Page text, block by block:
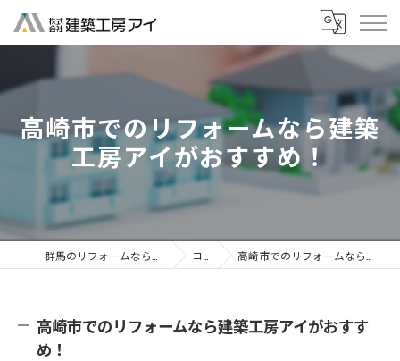
高崎市でのリフォームなら建築
工房アイがおすすめ！
コラム 高崎市でのリフォームなら建築工房アイがおすすめ！
高崎市でのリフォームなら建築工房アイがおすす
め！